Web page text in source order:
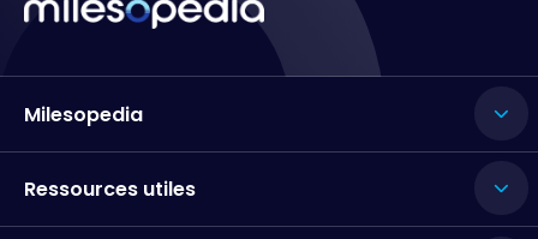
Milesopedia
Ressources utiles